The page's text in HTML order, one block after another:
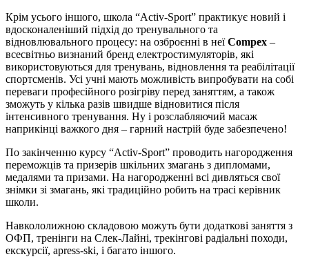
Крім усього іншого, школа “Activ-Sport” практикує новий і
вдосконаленіший підхід до тренувального та
відновлювального процесу: на озброєнні в неїCompex –
всесвітньо визнаний бренд електростимуляторів, які
використовуються для тренувань, відновлення та реабілітації
спортсменів. Усі учні мають можливість випробувати на собі
переваги професійного розігріву перед заняттям, а також
зможуть у кілька разів швидше відновитися після
інтенсивного тренування. Ну і розслабляючий масаж
наприкінці важкого дня – гарний настрій буде забезпечено!
По закінченню курсу “Activ-Sport” проводить нагородження
переможців та призерів шкільних змагань з дипломами,
медалями та призами. На нагородженні всі дивляться свої
знімки зі змагань, які традиційно робить на трасі керівник
школи.
Навкололижною складовою можуть бути додаткові заняття з
ОФП, тренінги на Слек-Лайні, трекінгові радіальні походи,
екскурсії, apress-ski, і багато іншого.